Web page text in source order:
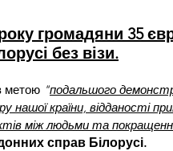
громадяни 35
без візи.
метою "подальшого
нашої країни, відданості
між людьми та
справ Білорусі.